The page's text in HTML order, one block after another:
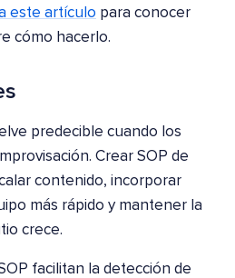
este artículo para conocer
cómo hacerlo.
predecible cuando los
Crear SOP de
contenido, incorporar
más rápido y mantener la
crece.
facilitan la detección de